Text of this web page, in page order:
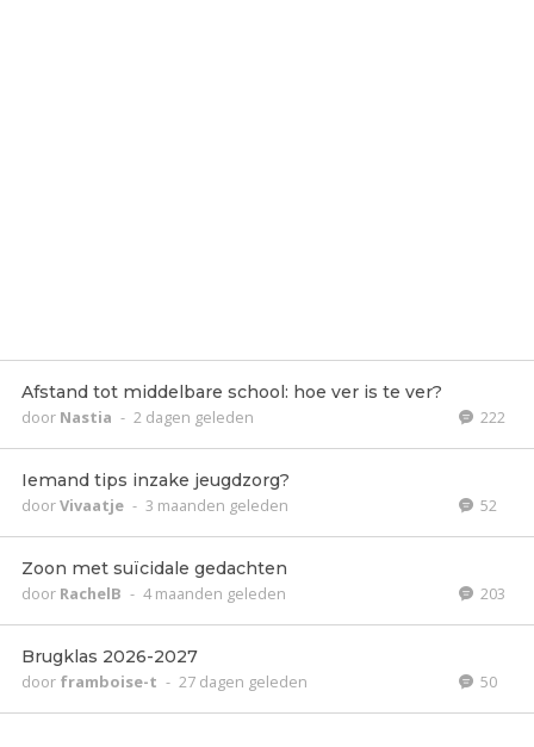
Afstand tot middelbare school: hoe ver is te ver?
door Nastia - 2 dagen geleden 222
Iemand tips inzake jeugdzorg?
doorVivaatje - 3 maanden geleden 52
Zoon met suïcidale gedachten
door RachelB - 4 maanden geleden 203
Brugklas 2026-2027
door framboise-t - 27 dagen geleden 50